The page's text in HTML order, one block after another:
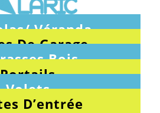
Véranda
De Garage
Bois
Portails
Volets
D’entrée